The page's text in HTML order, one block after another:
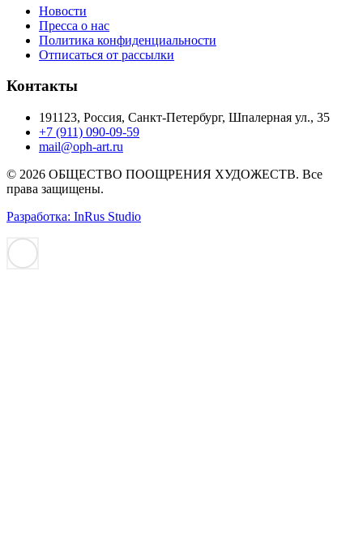
Новости
Пресса о нас
Политика конфиденциальности
Отписаться от рассылки
Контакты
191123, Россия, Санкт-Петербург, Шпалерная ул., 35
+7 (911) 090-09-59
mail@oph-art.ru
© 2026 ОБЩЕСТВО ПООЩРЕНИЯ ХУДОЖЕСТВ. Все
права защищены.
Разработка: InRus Studio